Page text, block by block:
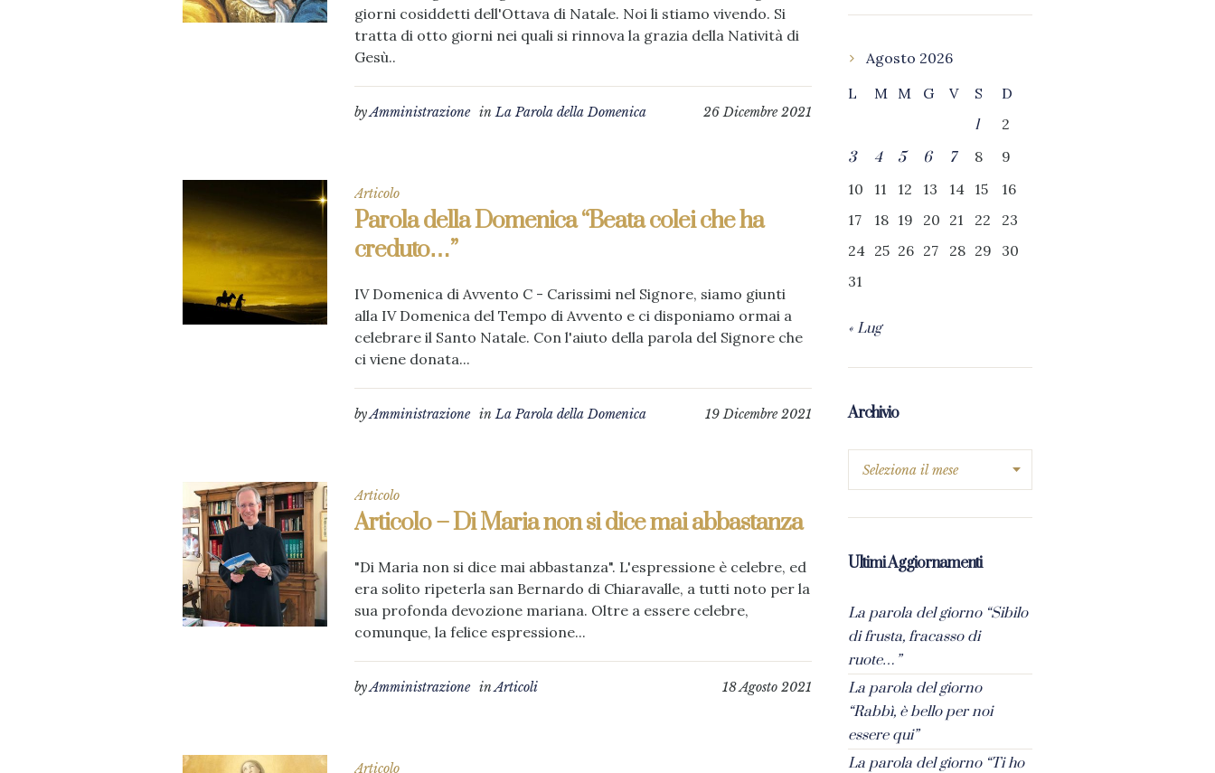
giorni cosiddetti dell'Ottava di Natale. Noi li stiamo vivendo. Si
tratta di otto giorni nei quali si rinnova la grazia della Natività di
Gesù..
26 Dicembre 2021
byAmministrazione inLa Parola della Domenica
Articolo
Parola della Domenica “Beata colei che ha
creduto…”
IV Domenica di Avvento C - Carissimi nel Signore, siamo giunti
alla IV Domenica del Tempo di Avvento e ci disponiamo ormai a
celebrare il Santo Natale. Con l'aiuto della parola del Signore che
ci viene donata...
19 Dicembre 2021
byAmministrazione inLa Parola della Domenica
Articolo
Articolo – Di Maria non si dice mai abbastanza
"Di Maria non si dice mai abbastanza". L'espressione è celebre, ed
era solito ripeterla san Bernardo di Chiaravalle, a tutti noto per la
sua profonda devozione mariana. Oltre a essere celebre,
comunque, la felice espressione...
18 Agosto 2021
byAmministrazione inArticoli
Articolo
Agosto 2026
L
M M G V S
D
1
2
3
4 5 6 7 8
9
10
11 12 13 14 15
16
17
18 19 20 21 22
23
24 25 26 27 28 29
30
31
« Lug
Archivio
Ultimi Aggiornamenti
La parola del giorno “Sibilo
di frusta, fracasso di
ruote…”
La parola del giorno
“Rabbì, è bello per noi
essere qui”
La parola del giorno “Ti ho